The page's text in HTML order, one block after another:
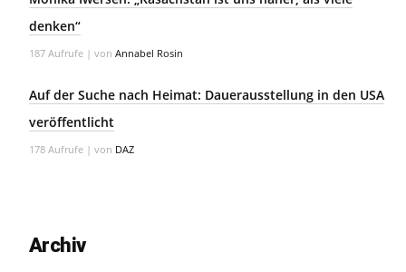
denken“
187 Aufrufe | von Annabel Rosin
Auf der Suche nach Heimat: Dauerausstellung in den USA
veröffentlicht
178 Aufrufe | von DAZ
Archiv